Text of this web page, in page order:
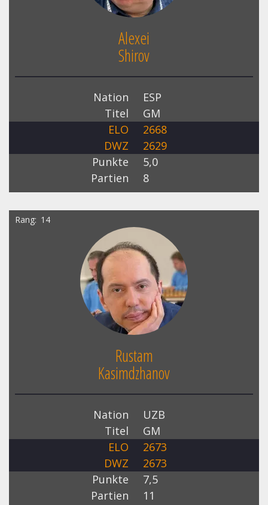
Alexei
Shirov
Nation
ESP
Titel
GM
ELO
2668
DWZ
2629
Punkte
5,0
Partien
8
Rang 14
Rustam
Kasimdzhanov
Nation
UZB
Titel
GM
ELO
2673
DWZ
2673
Punkte
7,5
Partien
11